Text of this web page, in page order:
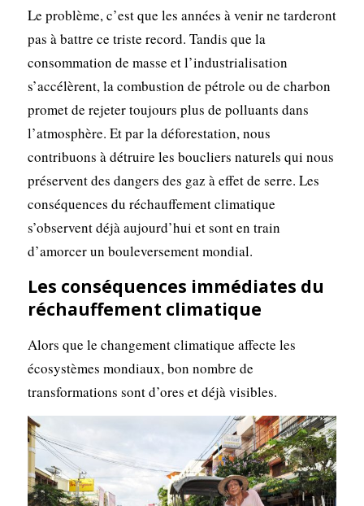
Le problème, c’est que les années à venir ne tarderont
pas à battre ce triste record. Tandis que la
consommation de masse et l’industrialisation
s’accélèrent, la combustion de pétrole ou de charbon
promet de rejeter toujours plus de polluants dans
l’atmosphère. Et par la déforestation, nous
contribuons à détruire les boucliers naturels qui nous
préservent des dangers des gaz à effet de serre. Les
conséquences du réchauffement climatique
s’observent déjà aujourd’hui et sont en train
d’amorcer un bouleversement mondial.
Les conséquences immédiates du
réchauffement climatique
Alors que le changement climatique affecte les
écosystèmes mondiaux, bon nombre de
transformations sont d’ores et déjà visibles.